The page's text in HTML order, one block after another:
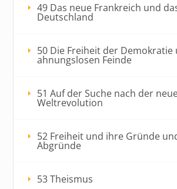
49 Das neue Frankreich und
Deutschland
50 Die Freiheit der Demokratie
ahnungslosen Feinde
51 Auf der Suche nach der
Weltrevolution
52 Freiheit und ihre Gründe
Abgründe
53 Theismus